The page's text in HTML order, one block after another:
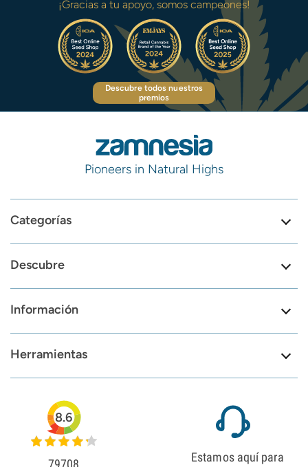
¡Gracias a tu apoyo, somos campeones!
Descubre todos nuestros
premios
Pioneers in Natural Highs
Categorías
Descubre
Información
Herramientas
8.6
79708
Estamos aquí para